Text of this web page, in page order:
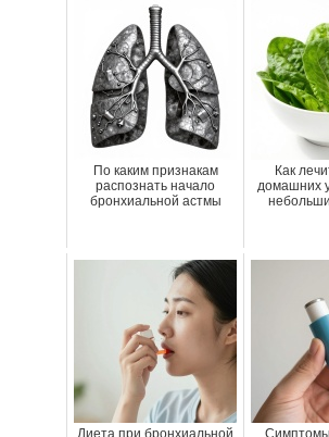
По каким признакам
распознать начало
бронхиальной астмы
Как
домашних
Диета при бронхиальной